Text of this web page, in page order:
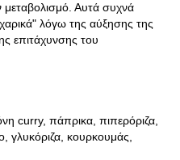
μεταβολισμό. Αυτά συχνά
λόγω της αύξησης της
επιτάχυνσης του
curry, πάπρικα, πιπερόριζα,
γλυκόριζα, κουρκουμάς,